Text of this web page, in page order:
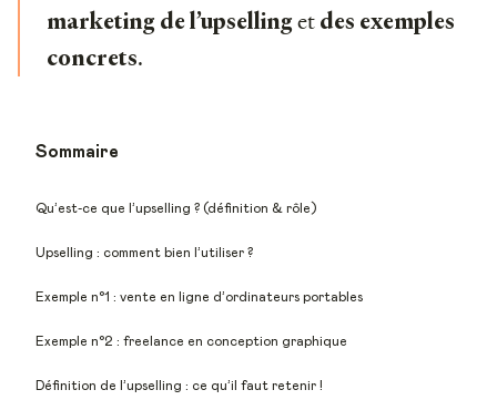
marketing de l’upselling et des exemples
concrets.
Sommaire
Qu’est-ce que l’upselling ? (définition & rôle)
Upselling : comment bien l’utiliser ?
Exemple n°1 : vente en ligne d’ordinateurs portables
Exemple n°2 : freelance en conception graphique
Définition de l’upselling : ce qu’il faut retenir !